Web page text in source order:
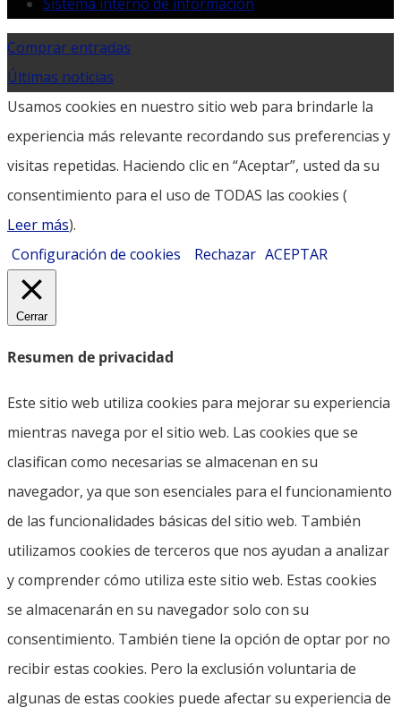
Sistema interno de información
Comprar entradas
Últimas noticias
Usamos cookies en nuestro sitio web para brindarle la
experiencia más relevante recordando sus preferencias y
visitas repetidas. Haciendo clic en “Aceptar”, usted da su
consentimiento para el uso de TODAS las cookies (
Leer más).
Configuración de cookies
Rechazar ACEPTAR
Cerrar
Resumen de privacidad
Este sitio web utiliza cookies para mejorar su experiencia
mientras navega por el sitio web. Las cookies que se
clasifican como necesarias se almacenan en su
navegador, ya que son esenciales para el funcionamiento
de las funcionalidades básicas del sitio web. También
utilizamos cookies de terceros que nos ayudan a analizar
y comprender cómo utiliza este sitio web. Estas cookies
se almacenarán en su navegador solo con su
consentimiento. También tiene la opción de optar por no
recibir estas cookies. Pero la exclusión voluntaria de
algunas de estas cookies puede afectar su experiencia de